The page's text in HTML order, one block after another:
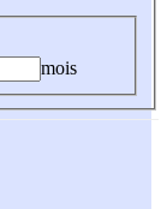
mois